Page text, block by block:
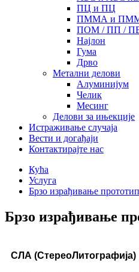
ПЦ и ПЦ
ПММА и
ПОМ / ПП /
Најлон
Гума
Дрво
Метални делови
Алуминијум
Челик
Месинг
Делови за ињекције
Истраживање случаја
Вести и догађаји
Контактирајте нас
Кућа
Услуга
Брзо израђивање
Брзо израђивање
СЛА (СтереоЛитографија)